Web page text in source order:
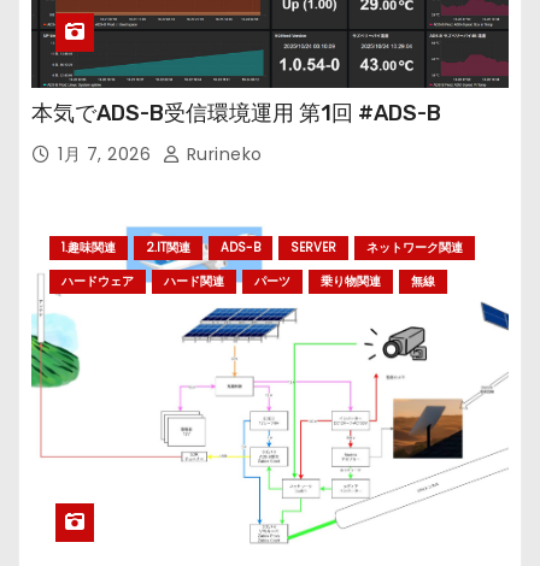
本気でADS-B受信環境運用 第1回 #ADS-B
1月 7, 2026 Rurineko
1.趣味関連 2.IT関連 ADS-B SERVER
ネットワーク関連
ハードウェア
ハード関連 パーツ 乗り物関連 無線